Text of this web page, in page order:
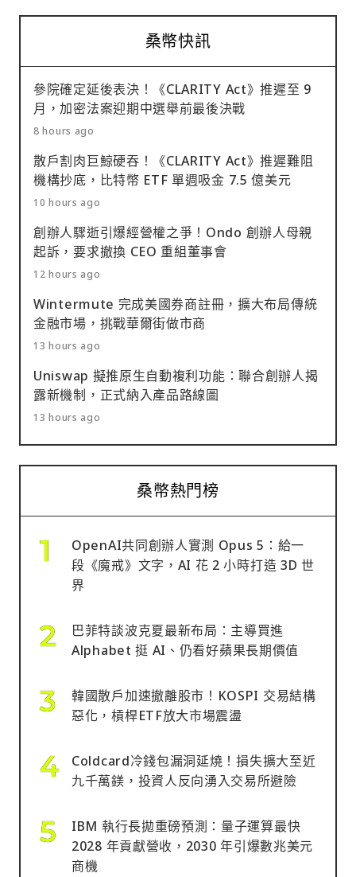
桑幣快訊
參院確定延後表決！《CLARITY Act》推遲至 9
月，加密法案迎期中選舉前最後決戰
8 hours ago
散戶割肉巨鯨硬吞！《CLARITY Act》推遲難阻
機構抄底，比特幣 ETF 單週吸金 7.5 億美元
10 hours ago
創辦人驟逝引爆經營權之爭！Ondo 創辦人母親
起訴，要求撤換 CEO 重組董事會
12 hours ago
Wintermute 完成美國券商註冊，擴大布局傳統
金融市場，挑戰華爾街做市商
13 hours ago
Uniswap 擬推原生自動複利功能：聯合創辦人揭
露新機制，正式納入產品路線圖
13 hours ago
桑幣熱門榜
OpenAI共同創辦人實測 Opus 5：給一
段《魔戒》文字，AI 花 2 小時打造 3D 世
界
巴菲特談波克夏最新布局：主導買進
Alphabet 挺 AI、仍看好蘋果長期價值
韓國散戶加速撤離股市！KOSPI 交易結構
惡化，槓桿ETF放大市場震盪
Coldcard冷錢包漏洞延燒！損失擴大至近
九千萬鎂，投資人反向湧入交易所避險
IBM 執行長拋重磅預測：量子運算最快
2028 年貢獻營收，2030 年引爆數兆美元
商機